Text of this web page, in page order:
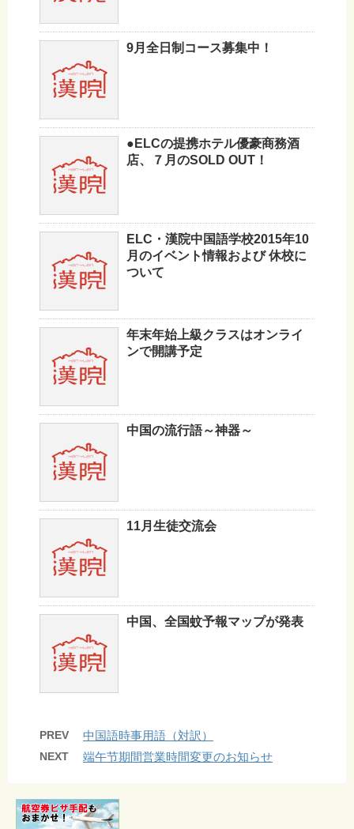
9月全日制コース募集中！
●ELCの提携ホテル優豪商務酒
店、７月のSOLD OUT！
ELC・漢院中国語学校2015年10
月のイベント情報および 休校に
ついて
年末年始上級クラスはオンライ
ンで開講予定
中国の流行語～神器～
11月生徒交流会
中国、全国蚊予報マップが発表
PREV 中国語時事用語（対訳）
NEXT 端午节期間営業時間変更のお知らせ